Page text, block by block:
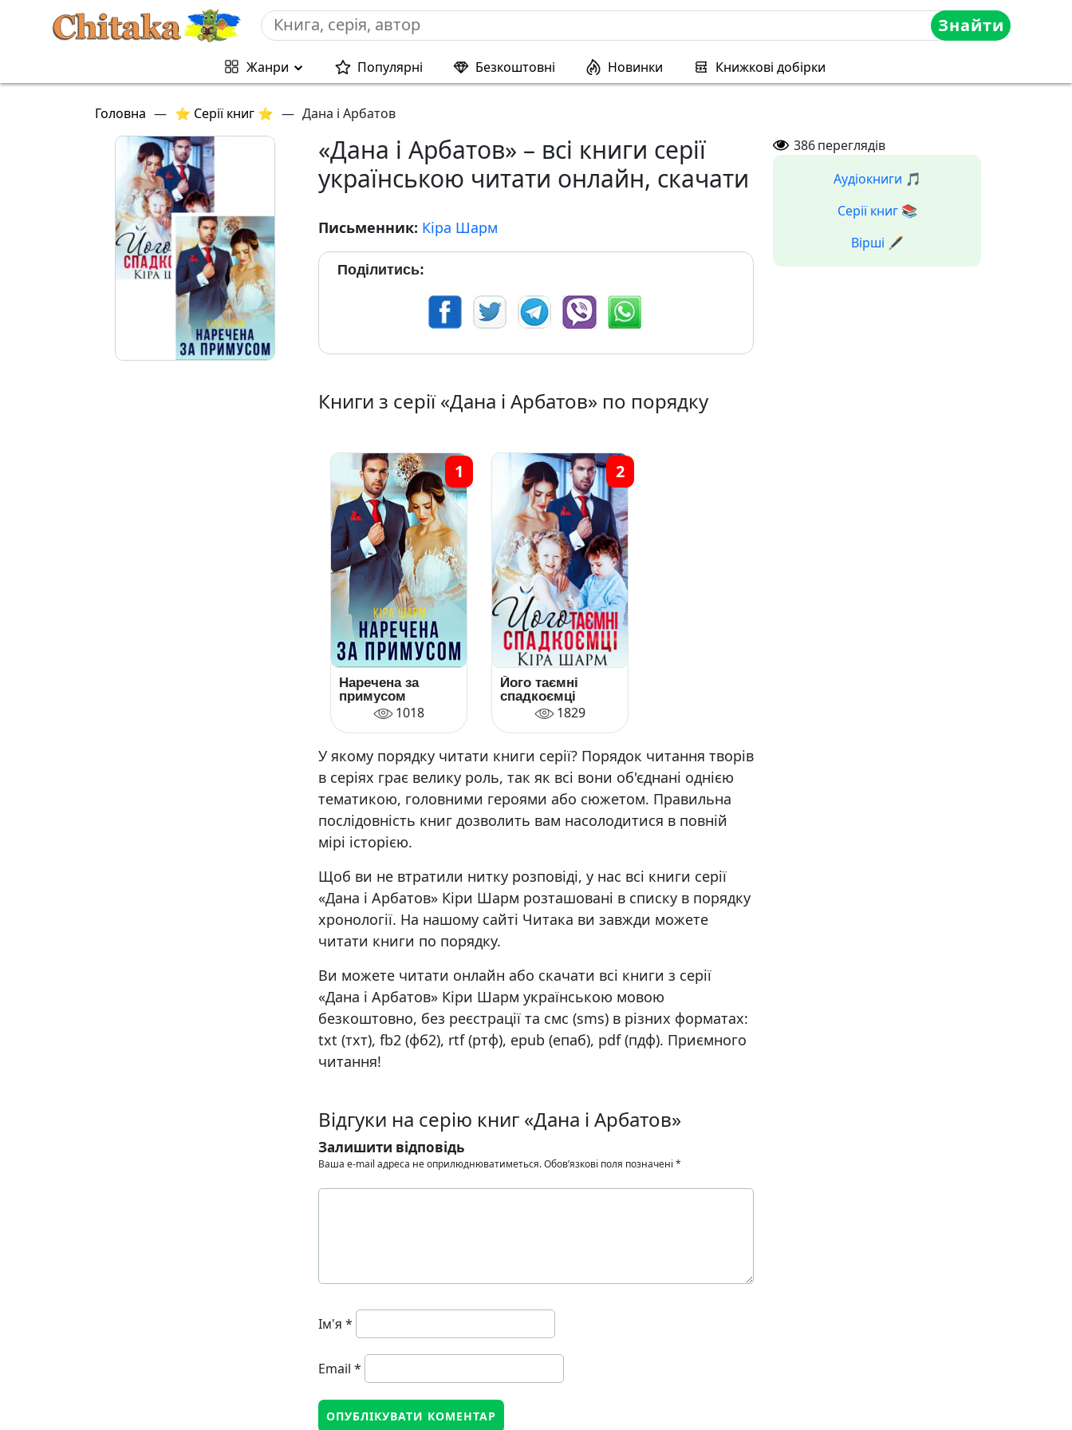
Знайти
Жанри Популярні Безкоштовні Новинки Книжкові добірки
Головна — ⭐ Серії книг ⭐ — Дана і Арбатов
«Дана і Арбатов» – всі книги серії
українською читати онлайн, скачати
Письменник: Кіра Шарм
Поділитись:
Книги з серії «Дана і Арбатов» по порядку
Наречена за
примусом
1018
1
Його таємні
спадкоємці
1829
2
У якому порядку читати книги серії? Порядок читання творів
в серіях грає велику роль, так як всі вони об'єднані однією
тематикою, головними героями або сюжетом. Правильна
послідовність книг дозволить вам насолодитися в повній
мірі історією.
Щоб ви не втратили нитку розповіді, у нас всі книги серії
«Дана і Арбатов» Кіри Шарм розташовані в списку в порядку
хронології. На нашому сайті Читака ви завжди можете
читати книги по порядку.
Ви можете читати онлайн або скачати всі книги з серії
«Дана і Арбатов» Кіри Шарм українською мовою
безкоштовно, без реєстрації та смс (sms) в різних форматах:
txt (тхт), fb2 (фб2), rtf (ртф), epub (епаб), pdf (пдф). Приємного
читання!
Відгуки на серію книг «Дана і Арбатов»
Залишити відповідь
Ваша e-mail адреса не оприлюднюватиметься.Обов’язкові поля позначені *
Ім'я *
Email *
386переглядів
Аудіокниги 🎵
Серії книг 📚
Вірші 🖋️